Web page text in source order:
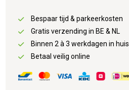
Bespaar tijd & parkeerkosten
Gratis verzending in BE & NL
Binnen 2 à 3 werkdagen in huis
Betaal veilig online